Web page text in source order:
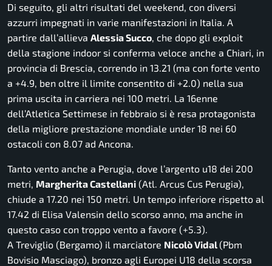
Di seguito, gli altri risultati del weekend, con diversi
azzurri impegnati in varie manifestazioni in Italia. A
partire dall’allieva Alessia Succo , che dopo gli exploit
della stagione indoor si conferma veloce anche a Chiari, in
provincia di Brescia, correndo in 13.21 (ma con forte vento
a +4.9, ben oltre il limite consentito di +2.0) nella sua
prima uscita in carriera nei 100 metri. La 16enne
dell’Atletica Settimese in febbraio si è resa protagonista
della migliore prestazione mondiale under 18 nei 60
ostacoli con 8.07 ad Ancona.
Tanto vento anche a Perugia, dove l’argento u18 dei 200
metri, Margherita Castellani (Atl. Arcus Cus Perugia),
chiude a 17.20 nei 150 metri. Un tempo inferiore rispetto al
17.42 di Elisa Valensin dello scorso anno, ma anche in
questo caso con troppo vento a favore (+5.3).
A Treviglio (Bergamo) il marciatore Nicolò Vidal (Pbm
Bovisio Masciago), bronzo agli Europei U18 della scorsa